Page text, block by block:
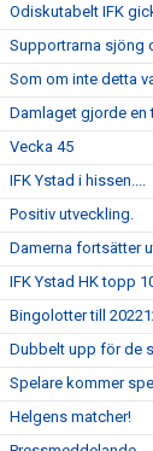
Odiskutabelt IFK
Supportrarna sjöng
Som om inte detta
Damlaget gjorde en
Vecka 45
IFK Ystad i hissen....
Positiv utveckling.
Damerna fortsätter
IFK Ystad HK topp
Bingolotter till
Dubbelt upp för de
Spelare kommer
Helgens matcher!